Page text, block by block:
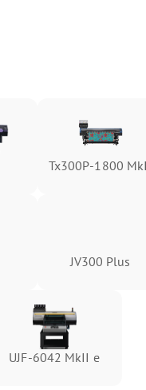
Tx300P-1800
JV300 Plus
UJF-6042 MkII e